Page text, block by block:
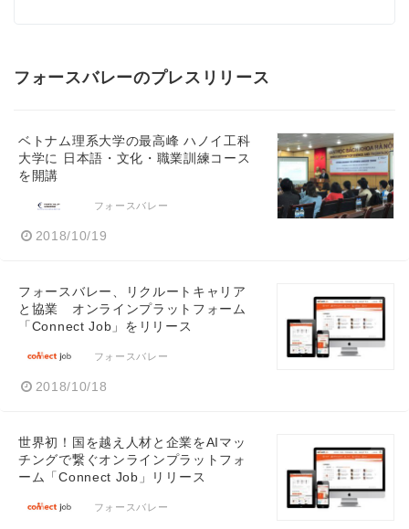
フォースバレーのプレスリリース
ベトナム理系大学の最高峰 ハノイ工科
大学に 日本語・文化・職業訓練コース
を開講
フォースバレー
2018/10/19
フォースバレー、リクルートキャリア
と協業 オンラインプラットフォーム
「Connect Job」をリリース
フォースバレー
2018/10/18
世界初！国を越え人材と企業をAIマッ
チングで繋ぐオンラインプラットフォ
ーム「Connect Job」リリース
フォースバレー